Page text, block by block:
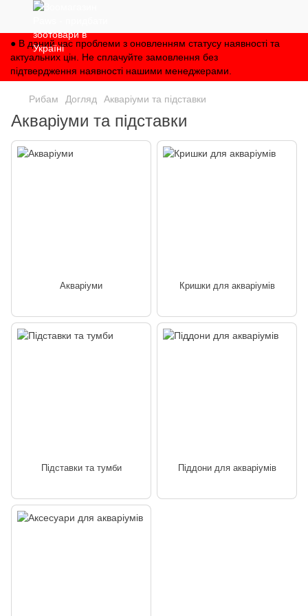
● В даний час проблеми з оновленням статусу наявності та
актуальних цін. Не сплачуйте замовлення без
підтвердження наявності нашими менеджерами.
Рибам Догляд Акваріуми та підставки
Акваріуми та підставки
Акваріуми Кришки для акваріумів
Підставки та тумби Піддони для акваріумів